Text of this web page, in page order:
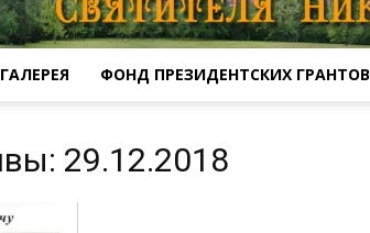
ФОНД ПРЕЗИДЕНТСКИХ ГРАНТОВ
29.12.2018